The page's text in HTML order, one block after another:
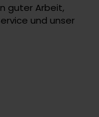
guter Arbeit,
und unser